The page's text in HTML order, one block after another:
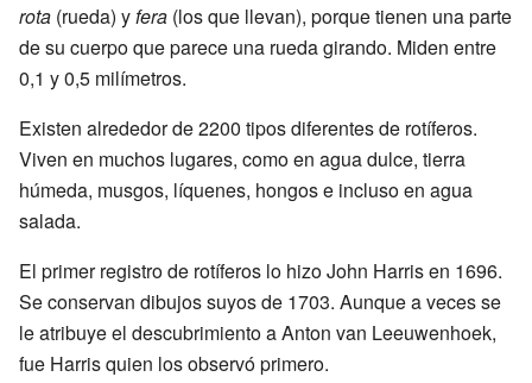
rota (rueda) yfera (los que llevan), porque tienen una parte
de su cuerpo que parece una rueda girando. Miden entre
0,1 y 0,5 milímetros.
Existen alrededor de 2200 tipos diferentes de rotíferos.
Viven en muchos lugares, como en agua dulce, tierra
húmeda, musgos, líquenes, hongos e incluso en agua
salada.
El primer registro de rotíferos lo hizo John Harris en 1696.
Se conservan dibujos suyos de 1703. Aunque a veces se
le atribuye el descubrimiento a Anton van Leeuwenhoek,
fue Harris quien los observó primero.